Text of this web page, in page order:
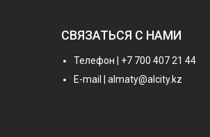
СВЯЗАТЬСЯ С НАМИ
Телефон | +7 700 407 21 44
E-mail | almaty@alcity.kz